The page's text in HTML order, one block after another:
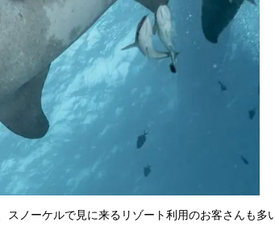
スノーケルで見に来るリゾート利用のお客さんも多